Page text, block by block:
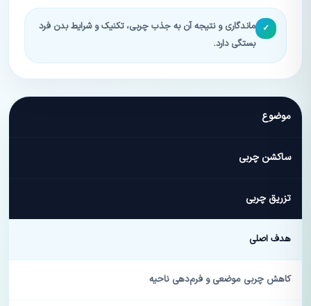
✓
ماندگاری و نتیجه آن به جذب چربی، تکنیک و شرایط بدن فرد
بستگی دارد.
موضوع
ساکشن چربی
تزریق چربی
هدف اصلی
کاهش چربی موضعی و فرم‌دهی ناحیه